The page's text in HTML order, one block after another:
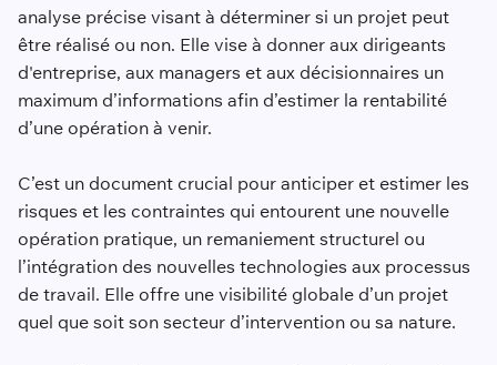
analyse précise visant à déterminer si un projet peut
être réalisé ou non. Elle vise à donner aux dirigeants
d'entreprise, aux managers et aux décisionnaires un
maximum d’informations afin d’estimer la rentabilité
d’une opération à venir.
C’est un document crucial pour anticiper et estimer les
risques et les contraintes qui entourent une nouvelle
opération pratique, un remaniement structurel ou
l’intégration des nouvelles technologies aux processus
de travail. Elle offre une visibilité globale d’un projet
quel que soit son secteur d’intervention ou sa nature.